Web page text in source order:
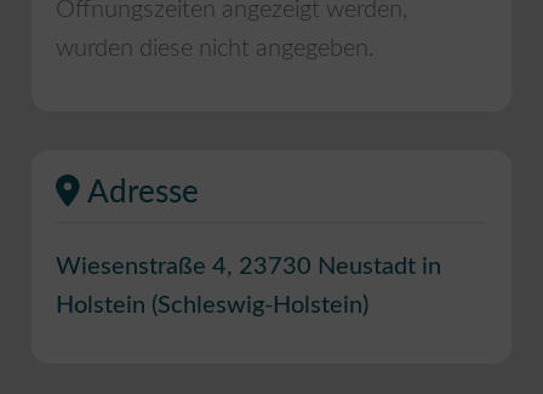
Öffnungszeiten angezeigt werden,
wurden diese nicht angegeben.
Adresse
Wiesenstraße 4, 23730 Neustadt in
Holstein (Schleswig-Holstein)